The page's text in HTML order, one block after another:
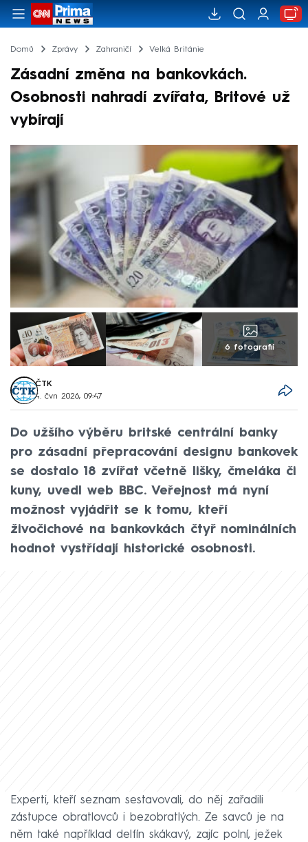
Domů Zprávy Zahraničí Velká Británie
Zásadní změna na bankovkách.
Osobnosti nahradí zvířata, Britové už
vybírají
6 fotografií
ČTK
4. čvn 2026, 09:47
Do užšího výběru britské centrální banky
pro zásadní přepracování designu bankovek
se dostalo 18 zvířat včetně lišky, čmeláka či
kuny, uvedl web BBC. Veřejnost má nyní
možnost vyjádřit se k tomu, kteří
živočichové na bankovkách čtyř nominálních
hodnot vystřídají historické osobnosti.
Experti, kteří seznam sestavovali, do něj zařadili
zástupce obratlovců i bezobratlých. Ze savců je na
něm také například delfín skákavý, zajíc polní, ježek